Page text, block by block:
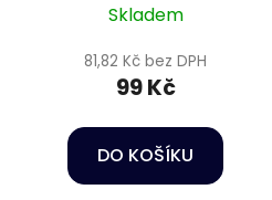
Skladem
81,82 Kč bez DPH
99 Kč
DO KOŠÍKU